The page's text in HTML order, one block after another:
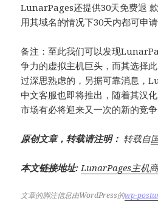
LunarPages还提供30天免费退
用其域名的情况下30天内都可申请
备注：至此我们可以发现
争力的虚拟主机巨头，而其选择
过深思熟虑的，另据可靠消息，
中文客服也即将推出，随着其汉
市场有必将迎来又一次的新的竞争
原创文章，转载请注明： 转载自
本文链接地址: LunarPages主机
文章的脚注信息由WordPress的wp-